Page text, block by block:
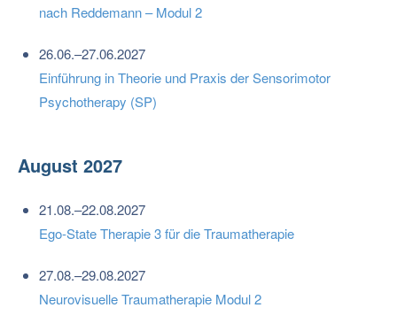
nach Reddemann – Modul 2
26.06.–27.06.2027
Einführung in Theorie und Praxis der Sensorimotor
Psychotherapy (SP)
August 2027
21.08.–22.08.2027
Ego-State Therapie 3 für die Traumatherapie
27.08.–29.08.2027
Neurovisuelle Traumatherapie Modul 2